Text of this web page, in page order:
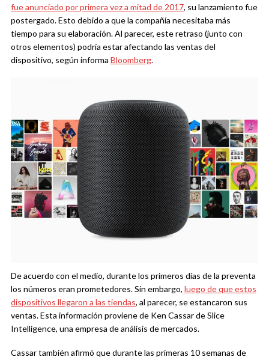
fue anunciado por primera vez a mitad de 2017, su lanzamiento fue
postergado. Esto debido a que la compañía necesitaba más
tiempo para su elaboración. Al parecer, este retraso (junto con
otros elementos) podría estar afectando las ventas del
dispositivo, según informa Bloomberg.
De acuerdo con el medio, durante los primeros días de la preventa
los números eran prometedores. Sin embargo, luego de que estos
dispositivos llegaron a las tiendas, al parecer, se estancaron sus
ventas. Esta información proviene de Ken Cassar de Slice
Intelligence, una empresa de análisis de mercados.
Cassar también afirmó que durante las primeras 10 semanas de